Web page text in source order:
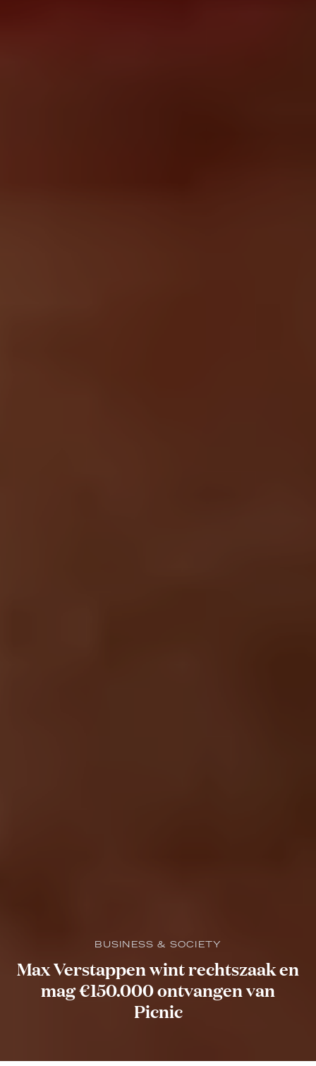
BUSINESS & SOCIETY
Max Verstappen wint rechtszaak en
mag €150.000 ontvangen van
Picnic